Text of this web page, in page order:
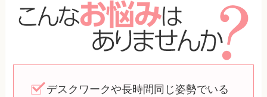
デスクワークや長時間同じ姿勢でいる